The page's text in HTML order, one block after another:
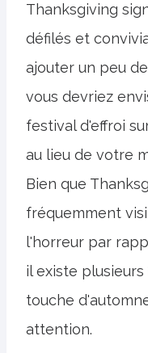
Thanksgiving
défilés et
ajouter un peu
vous devriez
festival d'effroi
au lieu de votre
Bien que
fréquemment
l'horreur par
il existe
touche
attention.